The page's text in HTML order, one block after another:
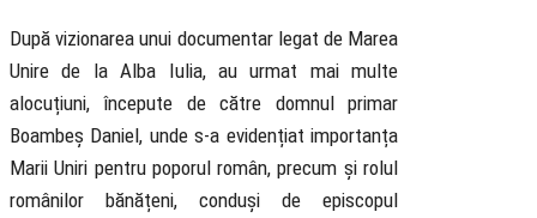
După vizionarea unui documentar legat de Marea
Unire de la Alba Iulia, au urmat mai multe
alocuțiuni, începute de către domnul primar
Boambeș Daniel, unde s-a evidențiat importanța
Marii Uniri pentru poporul român, precum și rolul
românilor bănățeni, conduși de episcopul